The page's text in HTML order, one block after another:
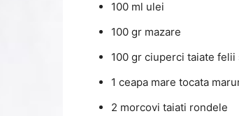
100 ml ulei
100 gr mazare
100 gr ciuperci taiate felii
1 ceapa mare tocata
2 morcovi taiati rondele